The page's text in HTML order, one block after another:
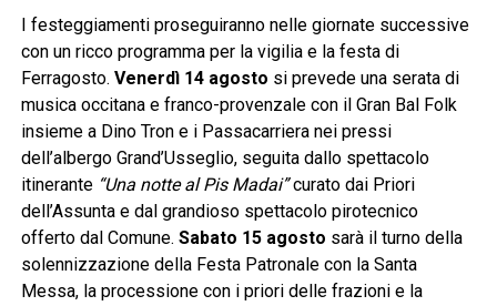
I festeggiamenti proseguiranno nelle giornate successive
con un ricco programma per la vigilia e la festa di
Ferragosto. Venerdì 14 agosto si prevede una serata di
musica occitana e franco-provenzale con il Gran Bal Folk
insieme a Dino Tron e i Passacarriera nei pressi
dell’albergo Grand’Usseglio, seguita dallo spettacolo
itinerante “Una notte al Pis Madai”curato dai Priori
dell’Assunta e dal grandioso spettacolo pirotecnico
offerto dal Comune. Sabato 15 agosto sarà il turno della
solennizzazione della Festa Patronale con la Santa
Messa, la processione con i priori delle frazioni e la